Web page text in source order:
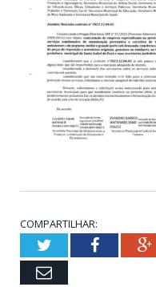
COMPARTILHAR:
TwitterFacebook
Email